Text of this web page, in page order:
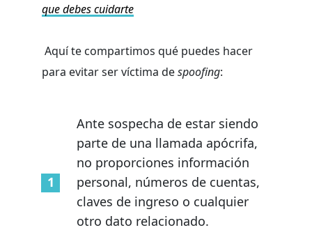
que debes cuidarte
Aquí te compartimos qué puedes hacer
para evitar ser víctima despoofing:
Ante sospecha de estar siendo
parte de una llamada apócrifa,
no proporciones información
personal, números de cuentas,
claves de ingreso o cualquier
otro dato relacionado.